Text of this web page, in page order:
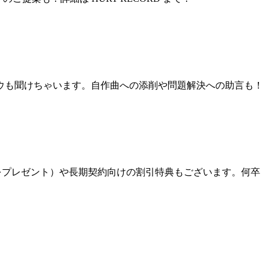
聞けちゃいます。自作曲への添削や問題解決への助言も！
レゼント）や長期契約向けの割引特典もございます。何卒